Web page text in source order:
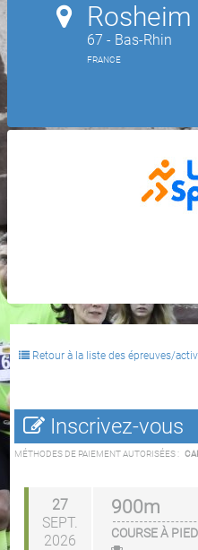
Rosheim
67 - Bas-Rhin
FRANCE
Retour à la liste des épreuves/
Inscrivez-vous
MÉTHODES DE PAIEMENT AUTORISÉES :
27
SEPT.
2026
900m
COURSE À